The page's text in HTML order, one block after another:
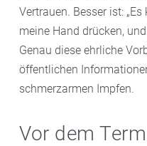
Vertrauen. Besser ist:
meine Hand drücken,
Genau diese ehrliche
öffentlichen
schmerzarmen Impfen.
Vor dem